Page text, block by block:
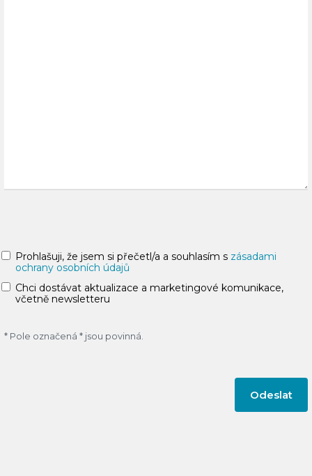
Prohlašuji, že jsem si přečetl/a a souhlasím s zásadami
ochrany osobních údajů
Chci dostávat aktualizace a marketingové komunikace,
včetně newsletteru
* Pole označená * jsou povinná.